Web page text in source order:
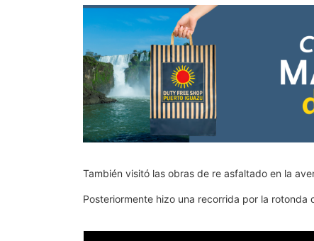
También visitó las obras de re asfaltado en la
Posteriormente hizo una recorrida por la